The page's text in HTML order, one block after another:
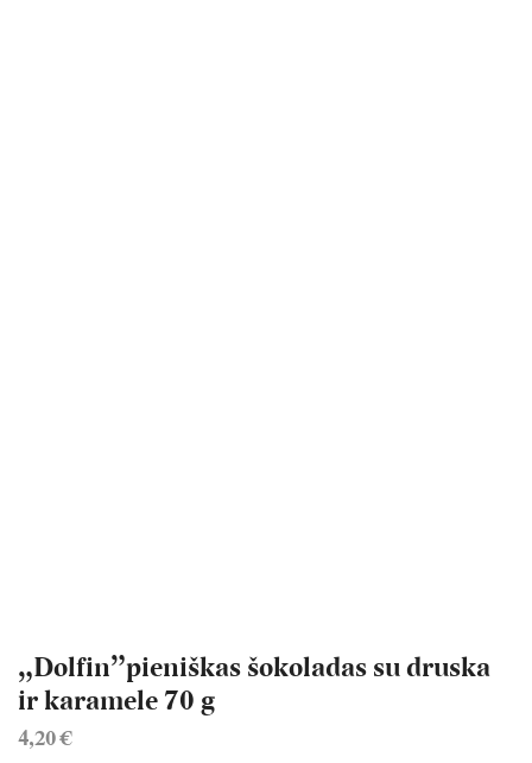
„Dolfin”pieniškas šokoladas su druska
ir karamele 70 g
4,20€